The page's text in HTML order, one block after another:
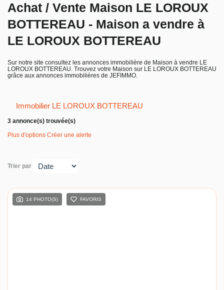
Faire gérer
Estimer
Entreprise
Nos agences
Achat / Vente Maison LE LOROUX
BOTTEREAU - Maison a vendre à
LE LOROUX BOTTEREAU
Sur notre site consultez les annonces immobilière de Maison à vendre LE
LOROUX BOTTEREAU. Trouvez votre Maison sur LE LOROUX BOTTEREAU
grâce aux annonces immobilières de JEFIMMO.
Immobilier LE LOROUX BOTTEREAU
3 annonce(s) trouvée(s)
Plus d'options Créer une alerte
Trier par
14 PHOTO(S) FAVORIS